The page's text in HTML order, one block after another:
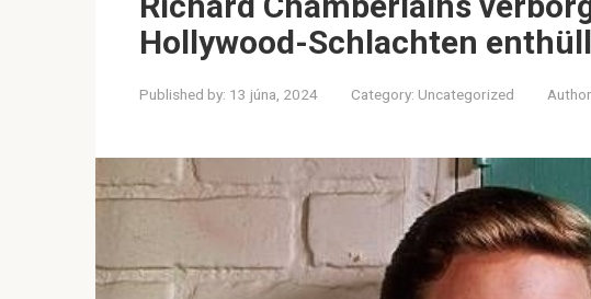
Hollywood-Schlachten
Published by: 13 júna, 2024 Category: Uncategorized